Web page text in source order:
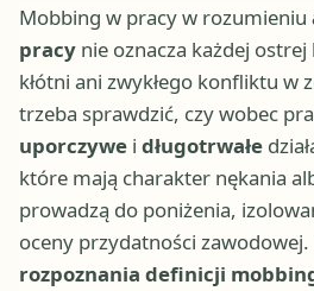
Mobbing w pracy w rozumieniu
pracy nie oznacza każdej
kłótni ani zwykłego konfliktu w
trzeba sprawdzić, czy wobec
uporczywe i długotrwałe
które mają charakter nękania
prowadzą do poniżenia,
oceny przydatności
rozpoznania definicji